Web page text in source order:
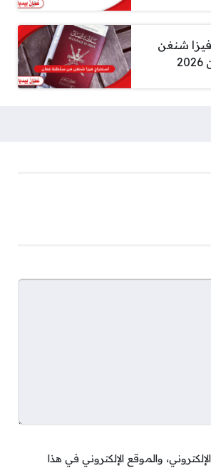
شنغن
والموقع الإلكتروني في هذا